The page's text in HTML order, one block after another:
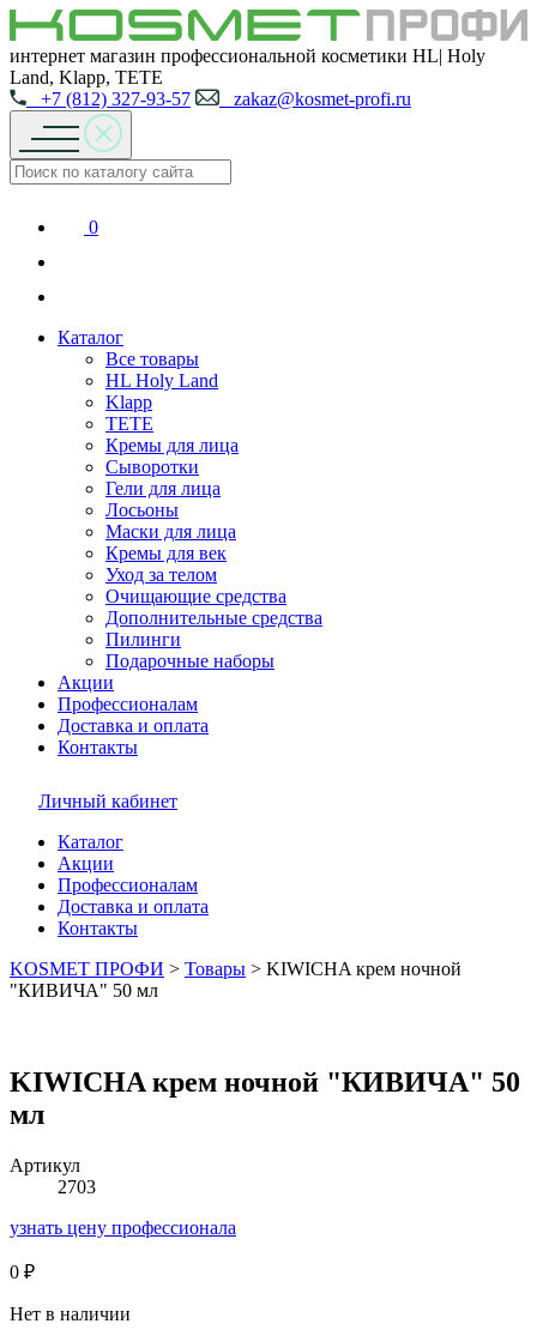
интернет магазин профессиональной косметики HL| Holy
Land, Klapp, TETE
+7 (812) 327-93-57
zakaz@kosmet-profi.ru
0
Каталог
Все товары
HL Holy Land
Klapp
TETE
Кремы для лица
Сыворотки
Гели для лица
Лосьоны
Маски для лица
Кремы для век
Уход за телом
Очищающие средства
Дополнительные средства
Пилинги
Подарочные наборы
Акции
Профессионалам
Доставка и оплата
Контакты
Личный кабинет
Каталог
Акции
Профессионалам
Доставка и оплата
Контакты
KOSMET ПРОФИ > Товары > KIWICHA крем ночной
"КИВИЧА" 50 мл
KIWICHA крем ночной "КИВИЧА" 50
мл
Артикул
2703
узнать цену профессионала
0 ₽
Нет в наличии